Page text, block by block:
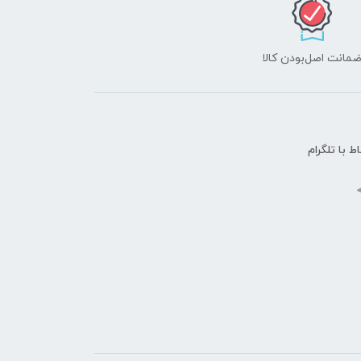
ضمانت اصل‌بودن کالا
با تلگرام